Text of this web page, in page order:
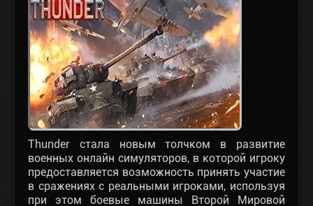
Thunder стала новым толчком в развитие
военных онлайн симуляторов, в которой игроку
предоставляется возможность принять участие
в сражениях с реальными игроками, используя
при этом боевые машины Второй Мировой